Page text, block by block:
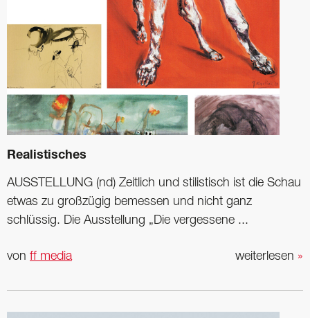
Realistisches
AUSSTELLUNG (nd) Zeitlich und stilistisch ist die Schau
etwas zu großzügig bemessen und nicht ganz
schlüssig. Die Ausstellung „Die vergessene ...
weiterlesen »
von ff media